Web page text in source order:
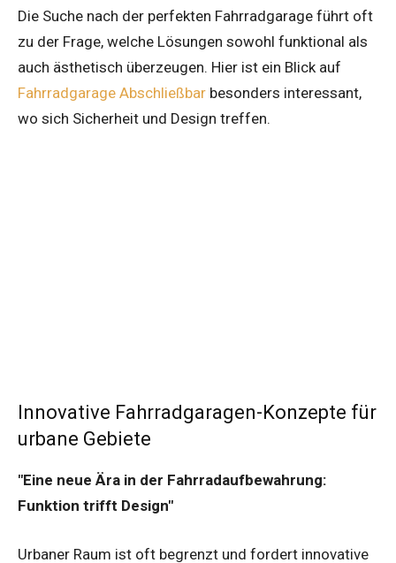
Die Suche nach der perfekten Fahrradgarage führt oft
zu der Frage, welche Lösungen sowohl funktional als
auch ästhetisch überzeugen. Hier ist ein Blick auf
Fahrradgarage Abschließbar besonders interessant,
wo sich Sicherheit und Design treffen.
Innovative Fahrradgaragen-Konzepte für
urbane Gebiete
"Eine neue Ära in der Fahrradaufbewahrung:
Funktion trifft Design"
Urbaner Raum ist oft begrenzt und fordert innovative